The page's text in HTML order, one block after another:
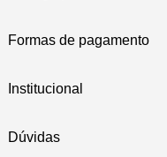
Formas de pagamento
Institucional
Dúvidas